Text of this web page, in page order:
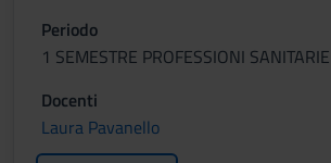
Periodo
1 SEMESTRE PROFESSIONI SANITARIE
Docenti
Laura Pavanello